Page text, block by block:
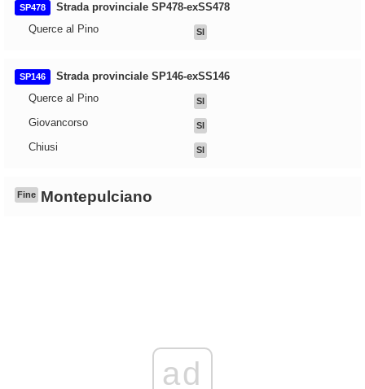
SP478
Strada provinciale SP478-exSS478
Querce al Pino
SI
SP146
Strada provinciale SP146-exSS146
Querce al Pino
SI
Giovancorso SI
Chiusi SI
Fine Montepulciano
ad